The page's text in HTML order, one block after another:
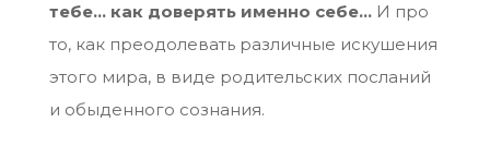
тебе… как доверять именно себе…И про
то, как преодолевать различные искушения
этого мира, в виде родительских посланий
и обыденного сознания.